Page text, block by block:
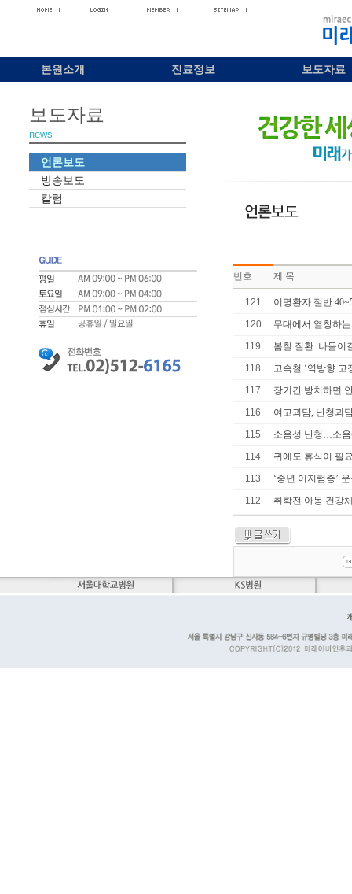
본원소개 진료정보 보도자료
보도자료
news
언론보도
방송보도
칼럼
번호 제 목
121
이명환자 절반
120
무대에서 열창하는
119
봄철 질환..나들이
118
고속철 ‘역방향
117
장기간 방치하면
116
여고괴담, 난청괴
115
소음성 난청…소음
114
귀에도 휴식이 필
113
‘중년 어지럼증’
112
취학전 아동 건강